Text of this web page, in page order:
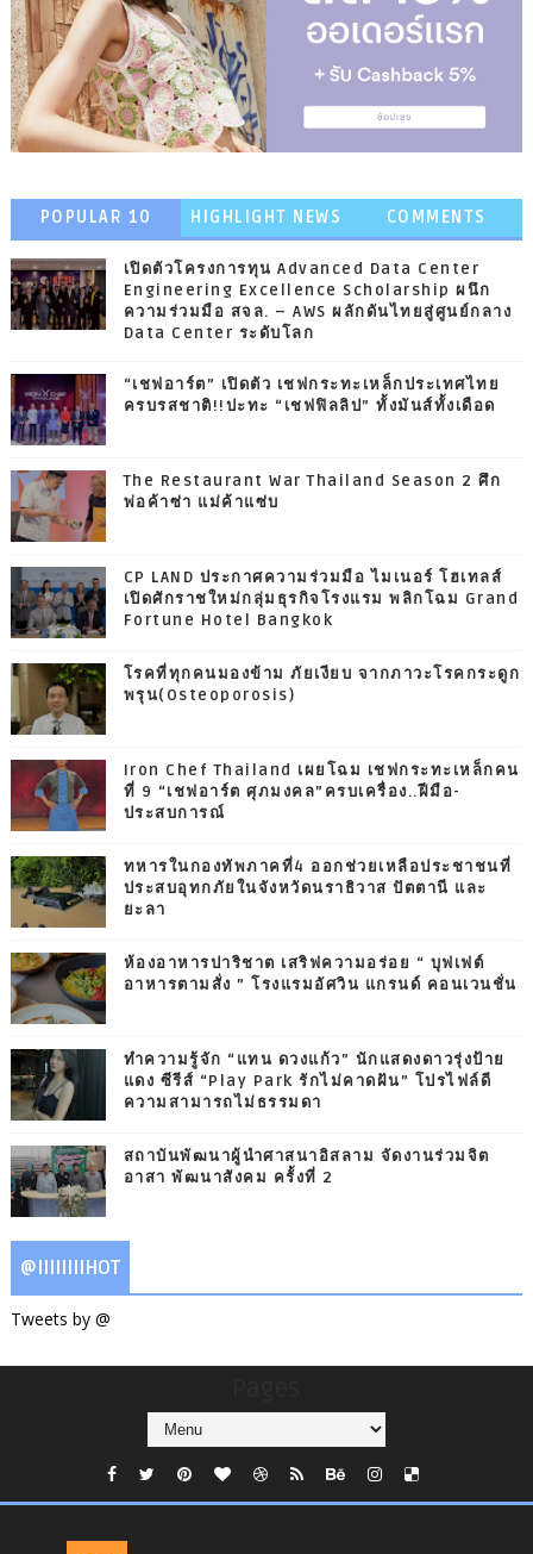
POPULAR 10 HIGHLIGHT NEWS COMMENTS
เปิดตัวโครงการทุน Advanced Data Center
Engineering Excellence Scholarship ผนึก
ความร่วมมือ สจล. – AWS ผลักดันไทยสู่ศูนย์กลาง
Data Center ระดับโลก
“เชฟอาร์ต” เปิดตัว เชฟกระทะเหล็กประเทศไทย
ครบรสชาติ!!ปะทะ “เชฟฟิลลิป” ทั้งมันส์ทั้งเดือด
The Restaurant War Thailand Season 2 ศึก
พ่อค้าซ่า แม่ค้าแซ่บ
CP LAND ประกาศความร่วมมือ ไมเนอร์ โฮเทลส์
เปิดศักราชใหม่กลุ่มธุรกิจโรงแรม พลิกโฉม Grand
Fortune Hotel Bangkok
โรคที่ทุกคนมองข้าม ภัยเงียบ จากภาวะโรคกระดูก
พรุน(Osteoporosis)
Iron Chef Thailand เผยโฉม เชฟกระทะเหล็กคน
ที่ 9 “เชฟอาร์ต ศุภมงคล”ครบเครื่อง..ฝีมือ-
ประสบการณ์
ทหารในกองทัพภาคที่4 ออกช่วยเหลือประชาชนที่
ประสบอุทกภัยในจังหวัดนราธิวาส ปัตตานี และ
ยะลา
ห้องอาหารปาริชาต เสริฟความอร่อย “ บุฟเฟต์
อาหารตามสั่ง ” โรงแรมอัศวิน แกรนด์ คอนเวนชั่น
ทำความรู้จัก “แทน ดวงแก้ว” นักแสดงดาวรุ่งป้าย
แดง ซีรีส์ “Play Park รักไม่คาดฝัน” โปรไฟล์ดี
ความสามารถไม่ธรรมดา
สถาบันพัฒนาผู้นำศาสนาอิสลาม จัดงานร่วมจิต
อาสา พัฒนาสังคม ครั้งที่ 2
@IIIIIIIIHOT
Tweets by @